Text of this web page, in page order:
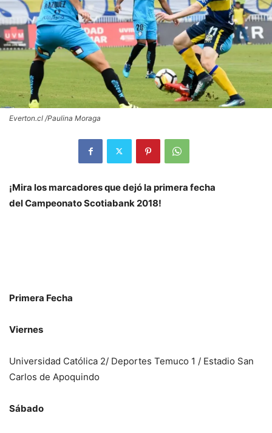
Everton.cl /Paulina Moraga
¡Mira los marcadores que dejó la primera fecha
delCampeonato Scotiabank 2018!
Primera Fecha
Viernes
Universidad Católica 2/ Deportes Temuco 1 / Estadio San
Carlos de Apoquindo
Sábado